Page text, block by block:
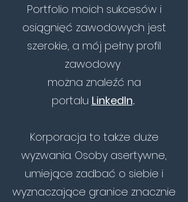
Portfolio moich sukcesów i
osiągnięć zawodowych jest
szerokie, a mój pełny profil
zawodowy
można znaleźć na
portalu LinkedIn.
Korporacja to także duże
wyzwania. Osoby asertywne,
umiejące zadbać o siebie i
wyznaczające granice znacznie